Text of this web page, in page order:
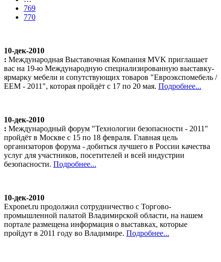
769
770
10-дек-2010
: Международная Выставочная Компания MVK приглашает
вас на 19-ю Международную специализированную выставку-
ярмарку мебели и сопутствующих товаров "Евроэкспомебель /
ЕЕМ - 2011", которая пройдёт с 17 по 20 мая. Подробнее...
10-дек-2010
: Международный форум "Технологии безопасности - 2011"
пройдёт в Москве с 15 по 18 февраля. Главная цель
организаторов форума - добиться лучшего в России качества
услуг для участников, посетителей и всей индустрии
безопасности. Подробнее...
10-дек-2010
Exponet.ru продолжил сотрудничество с Торгово-
промышленной палатой Владимирской области, на нашем
портале размещена информация о выставках, которые
пройдут в 2011 году во Владимире. Подробнее...